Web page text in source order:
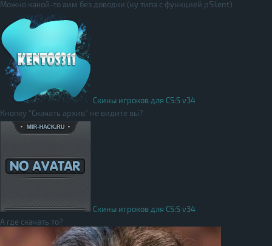
Можно какой-то аим без доводки (ну типа с функцией pSilent)
Скины игроков для CS:S v34
Кнопку "Скачать архив" не видите вы?
Скины игроков для CS:S v34
А где скачать то?